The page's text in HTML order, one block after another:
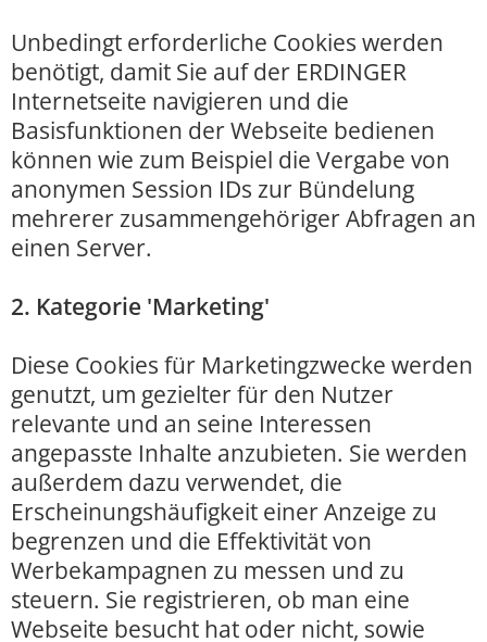
Unbedingt erforderliche Cookies werden
benötigt, damit Sie auf der ERDINGER
Internetseite navigieren und die
Basisfunktionen der Webseite bedienen
können wie zum Beispiel die Vergabe von
anonymen Session IDs zur Bündelung
mehrerer zusammengehöriger Abfragen an
einen Server.
2. Kategorie 'Marketing'
Diese Cookies für Marketingzwecke werden
genutzt, um gezielter für den Nutzer
relevante und an seine Interessen
angepasste Inhalte anzubieten. Sie werden
außerdem dazu verwendet, die
Erscheinungshäufigkeit einer Anzeige zu
begrenzen und die Effektivität von
Werbekampagnen zu messen und zu
steuern. Sie registrieren, ob man eine
Webseite besucht hat oder nicht, sowie